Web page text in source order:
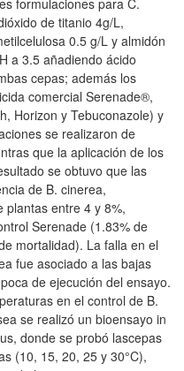
de titanio 4g/L,
0.5 g/L y almidón
a 3.5 añadiendo ácido
cepas; además los
comercial Serenade®,
Horizon y Tebuconazole) y
se realizaron de
que la aplicación de los
se obtuvo que las
de B. cinerea,
plantas entre 4 y 8%,
Serenade (1.83% de
mortalidad). La falla en el
fue asociado a las bajas
de ejecución del ensayo.
en el control de B.
se realizó un bioensayo in
donde se probó lascepas
(10, 15, 20, 25 y 30°C),